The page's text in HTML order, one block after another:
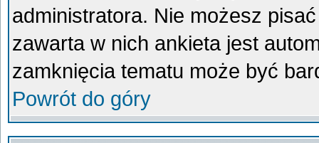
administratora. Nie możesz
zawarta w nich ankieta jest
zamknięcia tematu może być
Powrót do góry